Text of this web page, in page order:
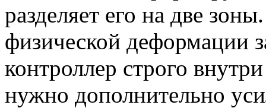
разделяет его на две
физической деформации
контроллер строго
нужно дополнительно